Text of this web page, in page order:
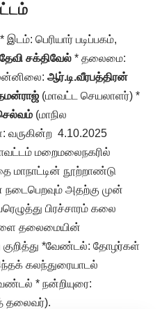
பெரியார் படிப்பகம்,
தேவி சக்திவேல் * தலைமை:
ஆர்.டி.வீரபத்திரன்
(மாவட்ட செயலாளர்) *
(மாநில
வருகின்ற 4.10.2025
மறைமலைநகரில்
மாநாட்டின் நூற்றாண்டு
நடைபெறவும் அதற்கு முன்
பிரச்சாரம் கலை
தலைமையின்
குறித்து *வேண்டல்: தோழர்கள்
கலந்துரையாடல்
* நன்றியுரை:
தலைவர்).